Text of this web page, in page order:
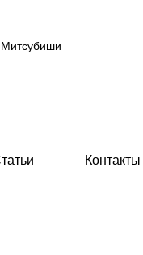
Контакты